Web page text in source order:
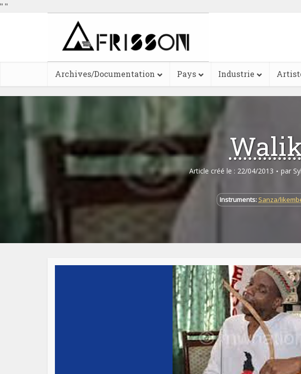
" "
Archives/Documentation Pays Industrie
Article créé le : 22/04/2013 par
Instruments: Sanza/